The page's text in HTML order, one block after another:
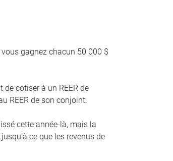
gagnez chacun 50 000 $
de cotiser à un REER de
REER de son conjoint.
cette année-là, mais la
ce que les revenus de